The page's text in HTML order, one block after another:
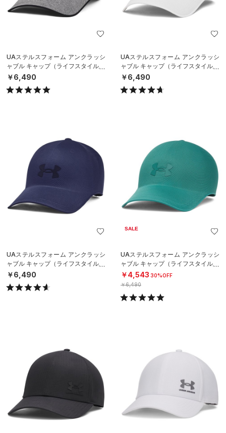
UAステルスフォーム アンクラッシ
ャブル キャップ（ライフスタイル/U
NISEX）
￥6,490
UAステルスフォーム アンクラッシ
ャブル キャップ（ライフスタイル/U
NISEX）
￥6,490
UAステルスフォーム アンクラッシ
ャブル キャップ（ライフスタイル/U
NISEX）
￥6,490
SALE
UAステルスフォーム アンクラッシ
ャブル キャップ（ライフスタイル/U
NISEX）
￥4,543 30%OFF
￥6,490